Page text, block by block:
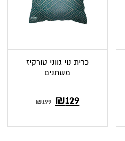
כרית נוי גווני טורקיז
משתנים
₪199 המחיר
₪129המחיר